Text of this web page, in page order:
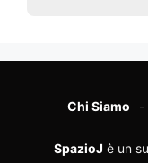
Chi Siamo
SpazioJ è un